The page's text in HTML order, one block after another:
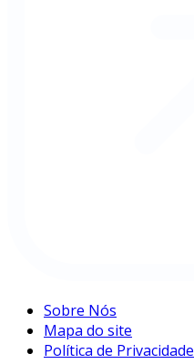
Sobre Nós
Mapa do site
Política de Privacidade